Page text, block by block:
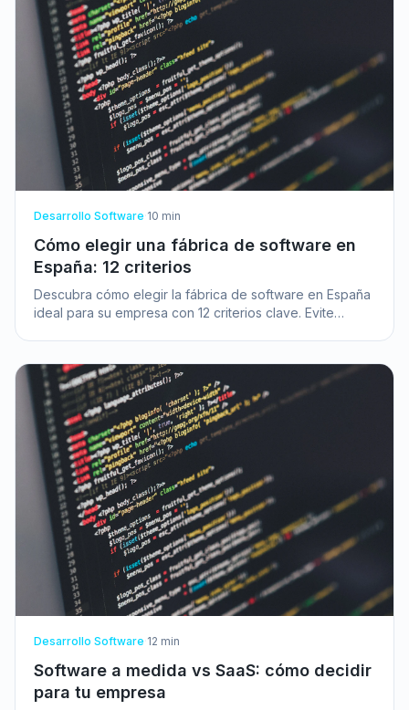
Desarrollo Software 10 min
Cómo elegir una fábrica de software en
España: 12 criterios
Descubra cómo elegir la fábrica de software en España
ideal para su empresa con 12 criterios clave. Evite
Desarrollo Software 12 min
Software a medida vs SaaS: cómo decidir
para tu empresa